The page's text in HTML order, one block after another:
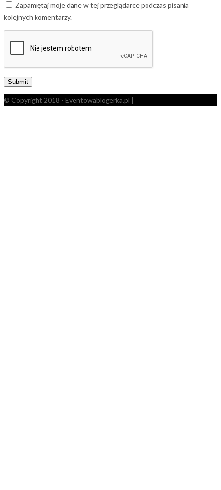
Zapamiętaj moje dane w tej przeglądarce podczas pisania
kolejnych komentarzy.
© Copyright 2018 - Eventowablogerka.pl |